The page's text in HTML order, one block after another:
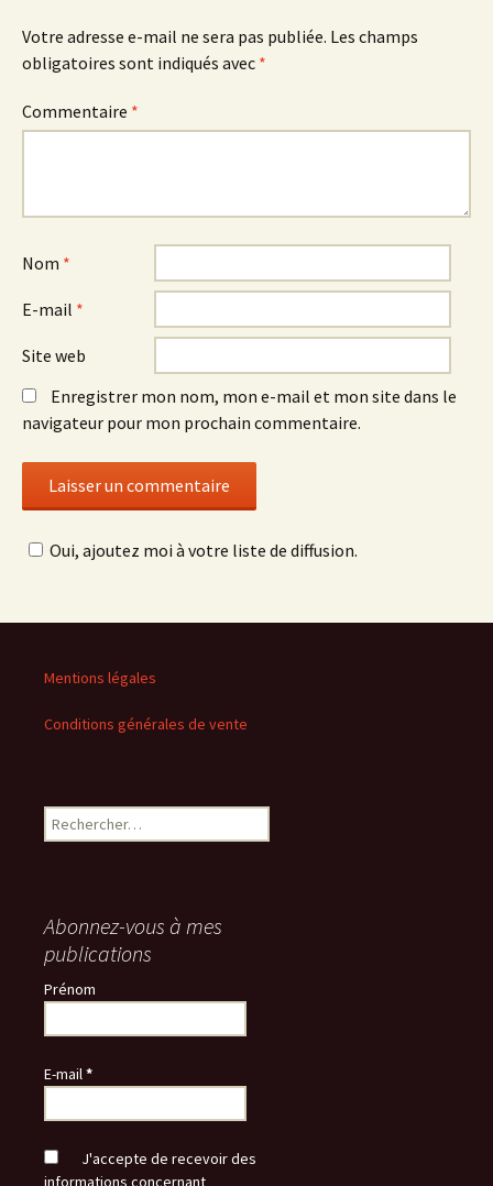
Votre adresse e-mail ne sera pas publiée. Les champs
obligatoires sont indiqués avec *
Commentaire *
Nom *
E-mail *
Site web
Enregistrer mon nom, mon e-mail et mon site dans le
navigateur pour mon prochain commentaire.
Oui, ajoutez moi à votre liste de diffusion.
Mentions légales
Conditions générales de vente
Rechercher :
Abonnez-vous à mes
publications
Prénom
E-mail*
J'accepte de recevoir des
informations concernant